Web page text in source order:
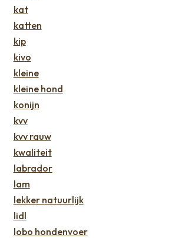
kat
katten
kip
kivo
kleine
kleine hond
konijn
kvv
kvv rauw
kwaliteit
labrador
lam
lekker natuurlijk
lidl
lobo hondenvoer